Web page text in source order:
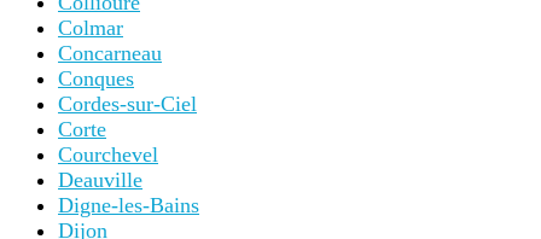
Colmar
Concarneau
Conques
Cordes-sur-Ciel
Corte
Courchevel
Deauville
Digne-les-Bains
Dijon